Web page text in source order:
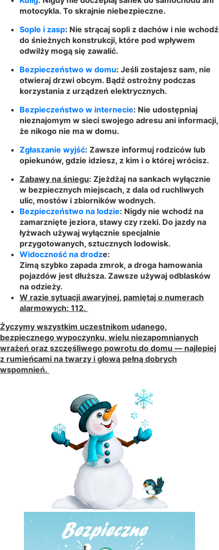
motocykla. To skrajnie niebezpieczne.
Sople i zasp: Nie strącaj sopli z dachów i nie wchodź
do śnieżnych konstrukcji, które pod wpływem
odwilży mogą się zawalić.
Bezpieczeństwo w domu: Jeśli zostajesz sam, nie
otwieraj drzwi obcym. Bądź ostrożny podczas
korzystania z urządzeń elektrycznych.
Bezpieczeństwo w internecie: Nie udostępniaj
nieznajomym w sieci swojego adresu ani informacji,
że nikogo nie ma w domu.
Zgłaszanie wyjść: Zawsze informuj rodziców lub
opiekunów, gdzie idziesz, z kim i o której wrócisz.
Zabawy na śniegu: Zjeżdżaj na sankach wyłącznie
w bezpiecznych miejscach, z dala od ruchliwych
ulic, mostów i zbiorników wodnych.
Bezpieczeństwo na lodzie: Nigdy nie wchodź na
zamarznięte jeziora, stawy czy rzeki. Do jazdy na
łyżwach używaj wyłącznie specjalnie
przygotowanych, sztucznych lodowisk.
Widoczność na drodze:
Zimą szybko zapada zmrok, a droga hamowania
pojazdów jest dłuższa. Zawsze używaj odblasków
na odzieży.
W razie sytuacji awaryjnej, pamiętaj o numerach
alarmowych: 112.
Życzymy wszystkim uczestnikom udanego,
bezpiecznego wypoczynku, wielu niezapomnianych
wrażeń oraz szczęśliwego powrotu do domu — najlepiej
z rumieńcami na twarzy i głową pełną dobrych
wspomnień.